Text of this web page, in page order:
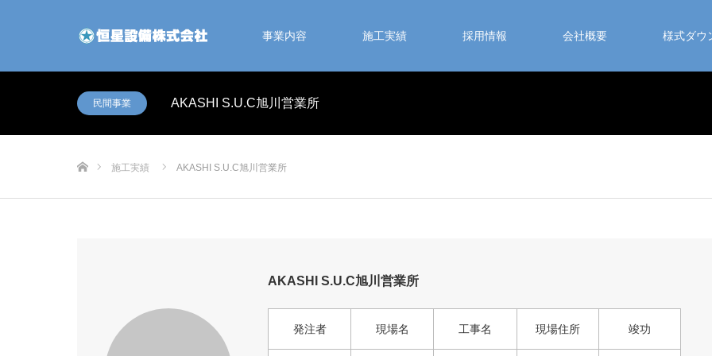
事業内容 施工実績 採用情報 会社概要 様式ダウ
民間事業 AKASHI S.U.C旭川営業所
施工実績 AKASHI S.U.C旭川営業所
AKASHI S.U.C旭川営業所
発注者 現場名 工事名 現場住所 竣功